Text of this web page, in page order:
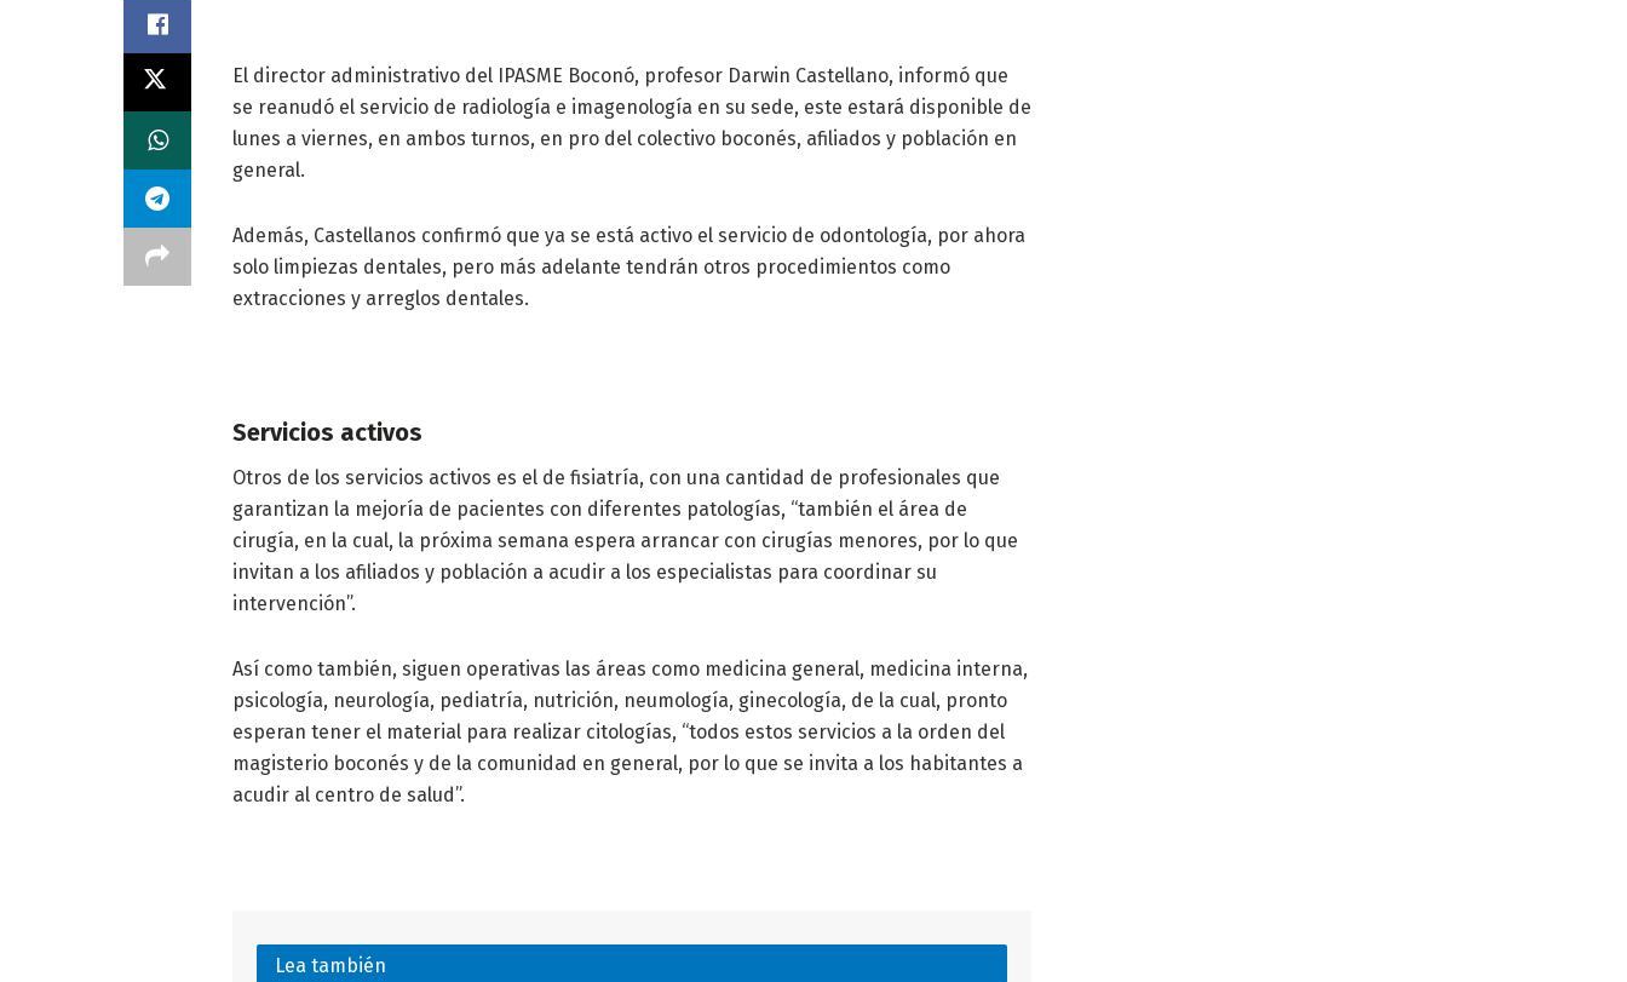
El director administrativo del IPASME Boconó, profesor Darwin Castellano, informó que
se reanudó el servicio de radiología e imagenología en su sede, este estará disponible de
lunes a viernes, en ambos turnos, en pro del colectivo boconés, afiliados y población en
general.
Además, Castellanos confirmó que ya se está activo el servicio de odontología, por ahora
solo limpiezas dentales, pero más adelante tendrán otros procedimientos como
extracciones y arreglos dentales.
Servicios activos
Otros de los servicios activos es el de fisiatría, con una cantidad de profesionales que
garantizan la mejoría de pacientes con diferentes patologías, “también el área de
cirugía, en la cual, la próxima semana espera arrancar con cirugías menores, por lo que
invitan a los afiliados y población a acudir a los especialistas para coordinar su
intervención”.
Así como también, siguen operativas las áreas como medicina general, medicina interna,
psicología, neurología, pediatría, nutrición, neumología, ginecología, de la cual, pronto
esperan tener el material para realizar citologías, “todos estos servicios a la orden del
magisterio boconés y de la comunidad en general, por lo que se invita a los habitantes a
acudir al centro de salud”.
Lea también